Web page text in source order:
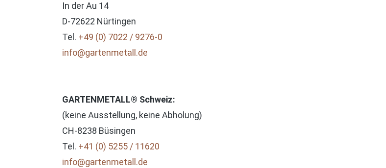
In der Au 14
D-72622 Nürtingen
Tel. +49 (0) 7022 / 9276-0
info@gartenmetall.de
GARTENMETALL® Schweiz:
(keine Ausstellung, keine Abholung)
CH-8238 Büsingen
Tel. +41 (0) 5255 / 11620
info@gartenmetall.de